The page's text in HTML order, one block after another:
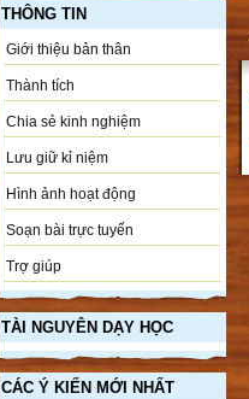
THÔNG TIN
Giới thiệu bản thân
Thành tích
Chia sẻ kinh nghiệm
Lưu giữ kỉ niệm
Hình ảnh hoạt động
Soạn bài trực tuyến
Trợ giúp
TÀI NGUYÊN DẠY HỌC
CÁC Ý KIẾN MỚI NHẤT